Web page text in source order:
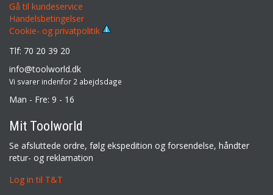
Gå til kundeservice
Handelsbetingelser
Cookie- og privatpolitik
Tlf: 70 20 39 20
info@toolworld.dk
Vi svarer indenfor 2 abejdsdage
Man - Fre: 9 - 16
Mit Toolworld
Se afsluttede ordre, følg ekspedition og forsendelse, håndter
retur- og reklamation
Log in til T&T